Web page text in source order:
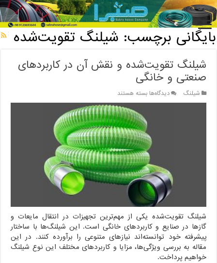
خانه / بایگانی برچسب: شیلنگ تقویت‌شده
بایگانی برچسب: شیلنگ تقویت‌شده
شیلنگ تقویت‌شده و نقش آن در کاربردهای
صنعتی و خانگی
شیلنگ دیدگاه‌هابرای
شیلنگ
تقویت‌شده
و
نقش
آن
در
کاربردهای
صنعتی
و
خانگی
بسته هستند
شیلنگ تقویت‌شده یکی از مهم‌ترین تجهیزات در انتقال مایعات و
گازها در صنایع و کاربردهای خانگی است. این شیلنگ‌ها با ساختار
پیشرفته خود توانسته‌اند نیازهای متنوعی را برآورده کنند. در این
مقاله به بررسی ویژگی‌ها، مزایا و کاربردهای مختلف این نوع شیلنگ
خواهیم پرداخت.